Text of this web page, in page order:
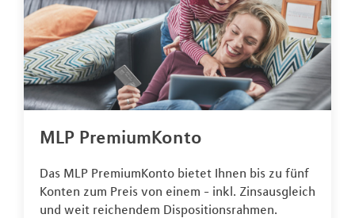
MLP PremiumKonto
Das MLP PremiumKonto bietet Ihnen bis zu fünf
Konten zum Preis von einem - inkl. Zinsausgleich
und weit reichendem Dispositionsrahmen.